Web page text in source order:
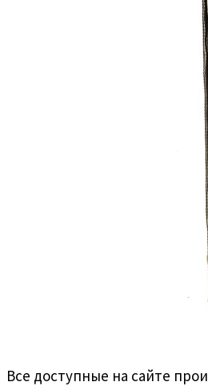
Все доступные на сайте